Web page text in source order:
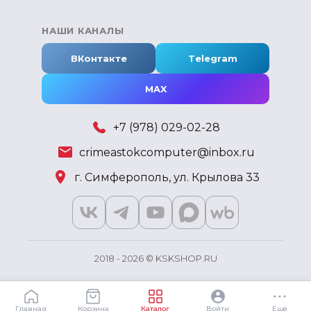
Главная Корзина Каталог Войти Ещё
НАШИ КАНАЛЫ
ВКонтакте Telegram
MAX
+7 (978) 029-02-28
crimeastokcomputer@inbox.ru
г. Симферополь, ул. Крылова 33
2018 - 2026 © KSKSHOP.RU